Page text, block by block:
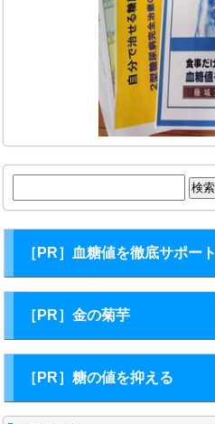
索:
［PR］血糖値を徹底サポート
［PR］金の菊芋
［PR］糖の値を抑える